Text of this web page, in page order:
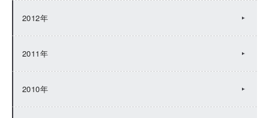
2012年
2011年
2010年